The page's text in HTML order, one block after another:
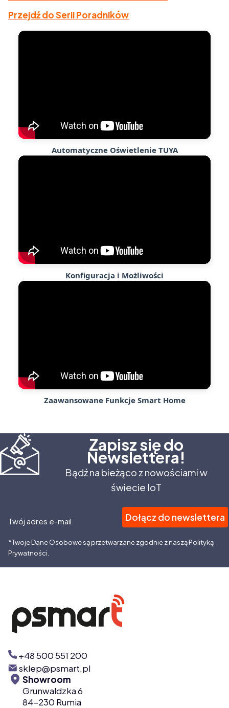
Przejdź do Serii Poradników
Automatyczne Oświetlenie TUYA
Konfiguracja i Możliwości
Zaawansowane Funkcje Smart Home
Zapisz się do
Newslettera!
Bądź na bieżąco z nowościami w
świecie IoT
Twój adres e-mail Dołącz do newslettera
*Twoje Dane Osobowe są przetwarzane zgodnie z naszą Polityką
Prywatności.
+48 500 551 200
sklep@psmart.pl
Showroom
Grunwaldzka 6
84-230 Rumia